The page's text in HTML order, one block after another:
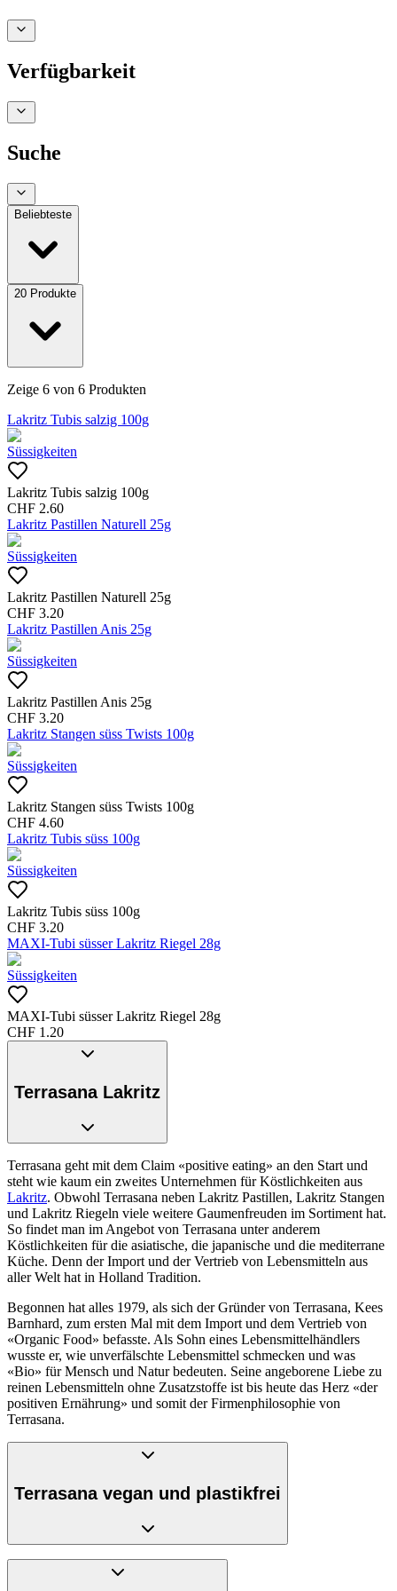
Verfügbarkeit
Suche
Beliebteste
20 Produkte
Zeige 6 von 6 Produkten
Lakritz Tubis salzig 100g
Süssigkeiten
Lakritz Tubis salzig 100g
CHF 2.60
Lakritz Pastillen Naturell 25g
Süssigkeiten
Lakritz Pastillen Naturell 25g
CHF 3.20
Lakritz Pastillen Anis 25g
Süssigkeiten
Lakritz Pastillen Anis 25g
CHF 3.20
Lakritz Stangen süss Twists 100g
Süssigkeiten
Lakritz Stangen süss Twists 100g
CHF 4.60
Lakritz Tubis süss 100g
Süssigkeiten
Lakritz Tubis süss 100g
CHF 3.20
MAXI-Tubi süsser Lakritz Riegel 28g
Süssigkeiten
MAXI-Tubi süsser Lakritz Riegel 28g
CHF 1.20
Terrasana Lakritz
Terrasana geht mit dem Claim «positive eating» an den Start und
steht wie kaum ein zweites Unternehmen für Köstlichkeiten aus
Lakritz. Obwohl Terrasana neben Lakritz Pastillen, Lakritz Stangen
und Lakritz Riegeln viele weitere Gaumenfreuden im Sortiment hat.
So findet man im Angebot von Terrasana unter anderem
Köstlichkeiten für die asiatische, die japanische und die mediterrane
Küche. Denn der Import und der Vertrieb von Lebensmitteln aus
aller Welt hat in Holland Tradition.
Begonnen hat alles 1979, als sich der Gründer von Terrasana, Kees
Barnhard, zum ersten Mal mit dem Import und dem Vertrieb von
«Organic Food» befasste. Als Sohn eines Lebensmittelhändlers
wusste er, wie unverfälschte Lebensmittel schmecken und was
«Bio» für Mensch und Natur bedeuten. Seine angeborene Liebe zu
reinen Lebensmitteln ohne Zusatzstoffe ist bis heute das Herz «der
positiven Ernährung» und somit der Firmenphilosophie von
Terrasana.
Terrasana vegan und plastikfrei
Kees Barnhard startete mit Terrasana auf einem kleinen Dachstock.